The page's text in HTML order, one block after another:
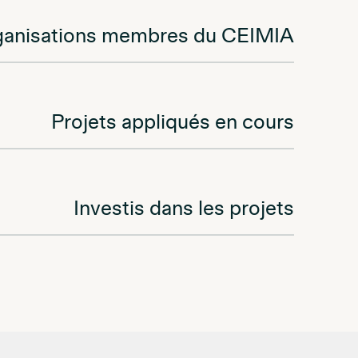
membres du CEIMIA
Projets appliqués en cours
Investis dans les projets